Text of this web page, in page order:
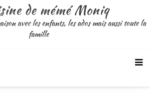
de mémé Moniq
avec les enfants, les ados mais aussi toute la
famille